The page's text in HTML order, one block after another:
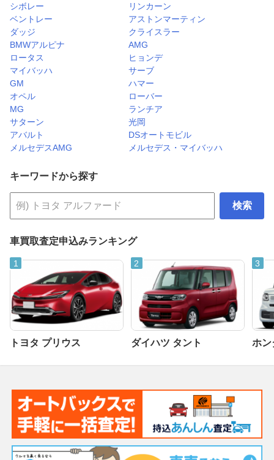
シボレー
リンカーン
ベントレー
アストンマーティン
ダッジ
クライスラー
BMWアルピナ
AMG
ロータス
ヒョンデ
マイバッハ
サーブ
GM
ハマー
オペル
ローバー
MG
ランチア
サターン
光岡
アバルト
DSオートモビル
メルセデスAMG
メルセデス・マイバッハ
キーワードから探す
検索
車買取査定申込みランキング
トヨタ プリウス ダイハツ タント ホン